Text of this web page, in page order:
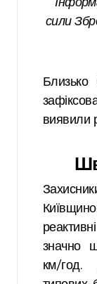
сили
Близько
виявили
значно
км/год.